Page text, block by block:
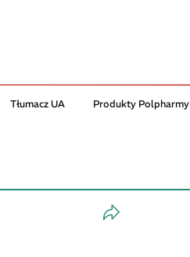
Tłumacz UA Produkty Polpharmy